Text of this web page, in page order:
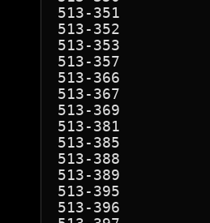
513-351
513-352
513-353
513-357
513-366
513-367
513-369
513-381
513-385
513-388
513-389
513-395
513-396